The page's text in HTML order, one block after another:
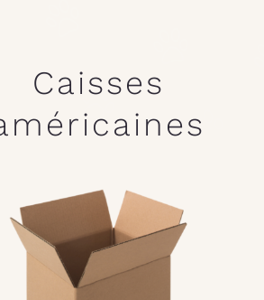
Caisses